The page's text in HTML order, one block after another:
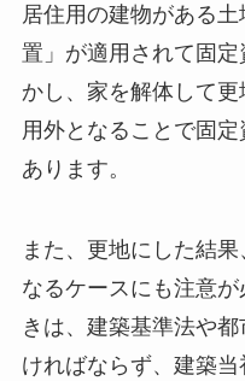
居住用の建物がある
置」が適用されて固
かし、家を解体して
用外となることで固
あります。
また、更地にした結
なるケースにも注意
きは、建築基準法や
ければならず、建築